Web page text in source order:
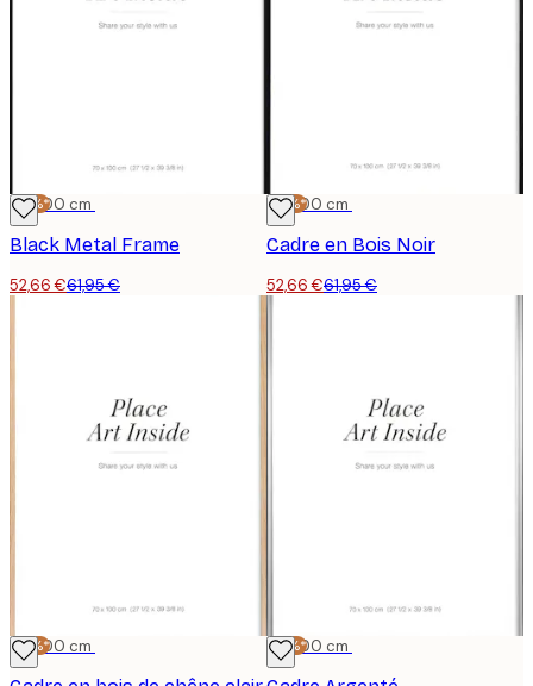
-15%*
70x100 cm
Black Metal Frame
52,66 €61,95 €
-15%*
70x100 cm
Cadre en Bois Noir
52,66 €61,95 €
-15%*
70x100 cm -15%*
70x100 cm